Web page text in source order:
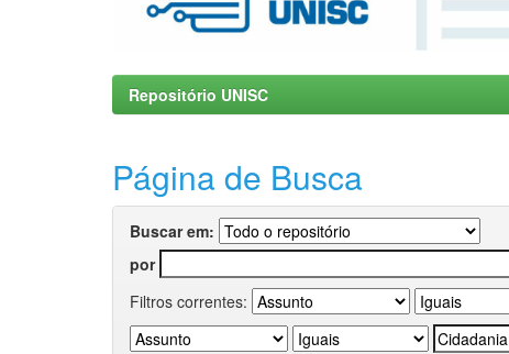
Repositório UNISC
Página de Busca
Buscar em:
por
Filtros correntes: